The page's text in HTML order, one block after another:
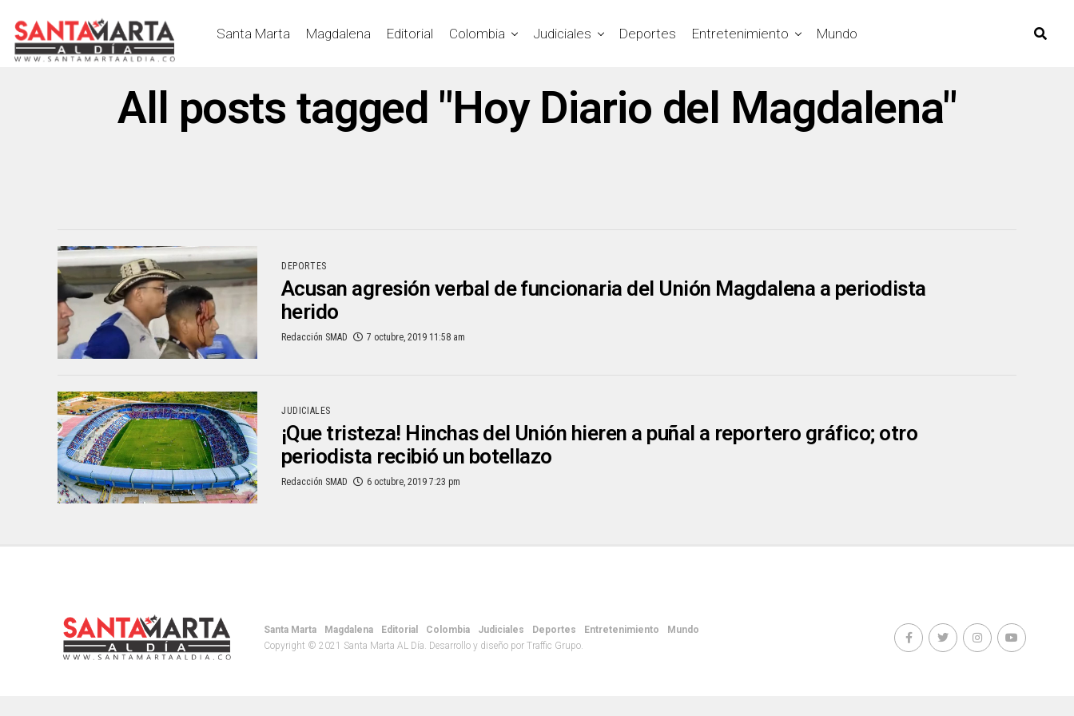
Santa Marta Magdalena Editorial Colombia Judiciales Deportes Entretenimiento Mundo
All posts tagged "Hoy Diario del Magdalena"
DEPORTES
Acusan agresión verbal de funcionaria del Unión Magdalena a periodista
herido
Redacción SMAD 7 octubre, 2019 11:58 am
JUDICIALES
¡Que tristeza! Hinchas del Unión hieren a puñal a reportero gráfico; otro
periodista recibió un botellazo
Redacción SMAD 6 octubre, 2019 7:23 pm
Santa Marta Magdalena Editorial Colombia Judiciales Deportes Entretenimiento
Mundo
Copyright © 2021 Santa Marta AL Día. Desarrollo y diseño por Traffic Grupo.